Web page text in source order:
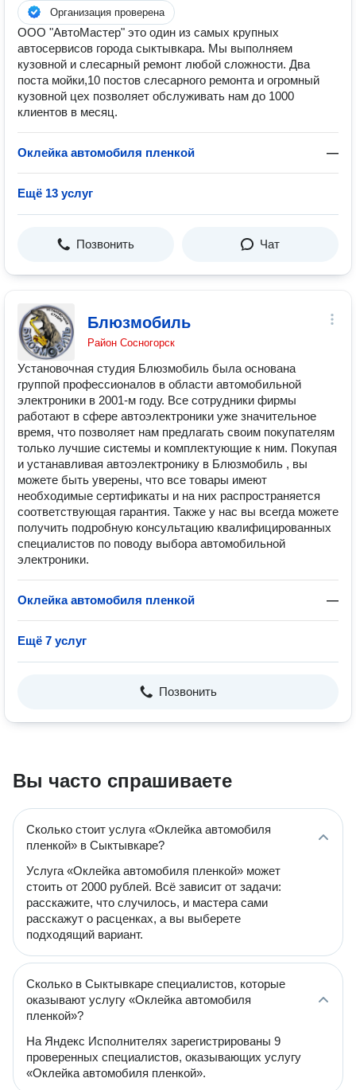
Организация проверена
ООО "АвтоМастер" это один из самых крупных
автосервисов города сыктывкара. Мы выполняем
кузовной и слесарный ремонт любой сложности. Два
поста мойки,10 постов слесарного ремонта и огромный
кузовной цех позволяет обслуживать нам до 1000
клиентов в месяц.
Оклейка автомобиля пленкой —
Ещё 13 услуг
Позвонить Чат
Блюзмобиль
Район Сосногорск
Установочная студия Блюзмобиль была основана
группой профессионалов в области автомобильной
электроники в 2001-м году. Все сотрудники фирмы
работают в сфере автоэлектроники уже значительное
время, что позволяет нам предлагать своим покупателям
только лучшие системы и комплектующие к ним. Покупая
и устанавливая автоэлектронику в Блюзмобиль , вы
можете быть уверены, что все товары имеют
необходимые сертификаты и на них распространяется
соответствующая гарантия. Также у нас вы всегда можете
получить подробную консультацию квалифицированных
специалистов по поводу выбора автомобильной
электроники.
Оклейка автомобиля пленкой —
Ещё 7 услуг
Позвонить
Вы часто спрашиваете
Сколько стоит услуга «Оклейка автомобиля
пленкой» в Сыктывкаре?
Услуга «Оклейка автомобиля пленкой» может
стоить от 2000 рублей. Всё зависит от задачи:
расскажите, что случилось, и мастера сами
расскажут о расценках, а вы выберете
подходящий вариант.
Сколько в Сыктывкаре специалистов, которые
оказывают услугу «Оклейка автомобиля
пленкой»?
На Яндекс Исполнителях зарегистрированы 9
проверенных специалистов, оказывающих услугу
«Оклейка автомобиля пленкой».